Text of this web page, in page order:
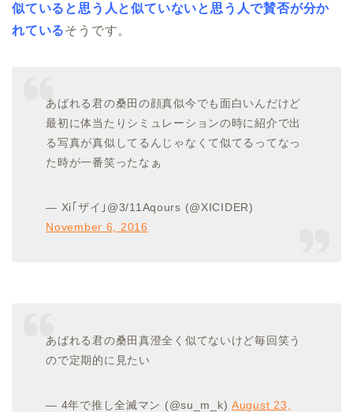
似ていると思う人と似ていないと思う人で賛否が分か
れているそうです。
あばれる君の桑田の顔真似今でも面白いんだけど
最初に体当たりシミュレーションの時に紹介で出
る写真が真似してるんじゃなくて似てるってなっ
た時が一番笑ったなぁ
— Xi｢ザイ｣@3/11Aqours (@XICIDER)
November 6, 2016
あばれる君の桑田真澄全く似てないけど毎回笑う
ので定期的に見たい
— 4年で推し全滅マン (@su_m_k)August 23,